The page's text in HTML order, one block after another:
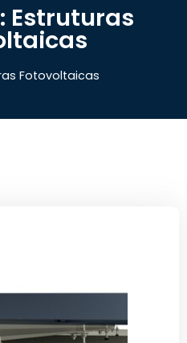
Estruturas
Fotovoltaicas